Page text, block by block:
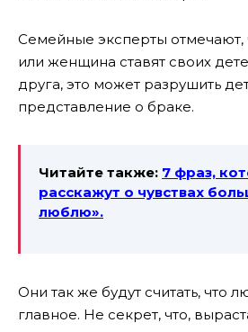
Семейные эксперты отмечают,
или женщина ставят своих
друга, это может разрушить
представление о браке.
Читайте также: 7 фраз,
расскажут о чувствах
люблю».
Они так же будут считать, что
главное. Не секрет, что,